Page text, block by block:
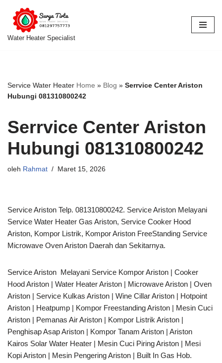
Lompat
ke
Water Heater Specialist
Service Water Heater Home » Blog » Serrvice Center Ariston
Hubungi 081310800242
Serrvice Center Ariston
Hubungi 081310800242
oleh Rahmat Maret 15, 2026
Service Ariston Telp. 081310800242. Service Ariston Melayani
Service Water Heater Gas Ariston, Service Cooker Hood
Ariston, Kompor Listrik, Kompor Ariston FreeStanding Service
Microwave Oven Ariston Daerah dan Sekitarnya.
Service Ariston Melayani Service Kompor Ariston | Cooker
Hood Ariston | Water Heater Ariston | Microwave Ariston | Oven
Ariston | Service Kulkas Ariston | Wine Cillar Ariston | Hotpoint
Ariston | Heatpump | Kompor Freestanding Ariston | Mesin Cuci
Ariston | Pemanas Air Ariston | Kompor Listrik Ariston |
Penghisap Asap Ariston | Kompor Tanam Ariston | Ariston
Kairos Solar Water Heater | Mesin Cuci Piring Ariston | Mesi
Kopi Ariston | Mesin Pengering Ariston | Built In Gas Hob.